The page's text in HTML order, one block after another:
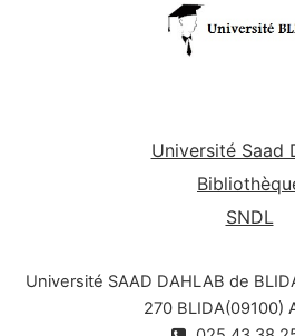
Université Saad
SNDL
Université SAAD DAHLAB de
270 BLIDA(09100)